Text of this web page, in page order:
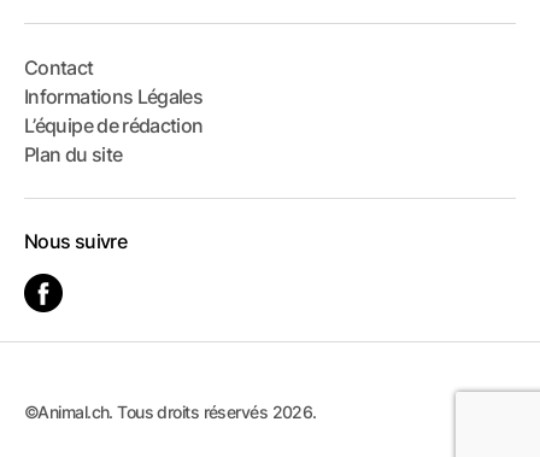
Contact
Informations Légales
L’équipe de rédaction
Plan du site
Nous suivre
©Animal.ch. Tous droits réservés 2026.